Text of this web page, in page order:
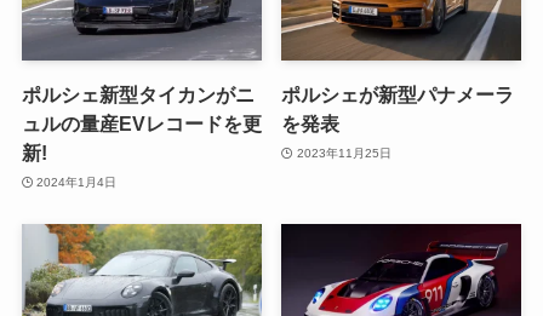
ポルシェ新型タイカンがニ
ュルの量産EVレコードを更
新!
2024年1月4日
ポルシェが新型パナメーラ
を発表
2023年11月25日